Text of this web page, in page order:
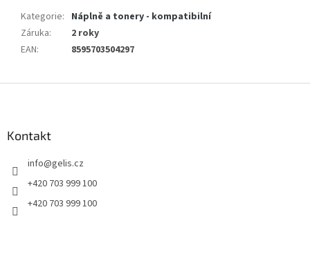
Kategorie: Náplně a tonery - kompatibilní
Záruka:
2 roky
EAN: 8595703504297
Kontakt
info@gelis.cz
+420 703 999 100
+420 703 999 100